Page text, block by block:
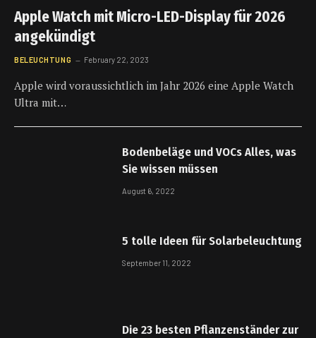
Apple Watch mit Micro-LED-Display für 2026
angekündigt
BELEUCHTUNG February 22, 2023
Apple wird voraussichtlich im Jahr 2026 eine Apple Watch
Ultra mit…
Bodenbeläge und VOCs Alles, was
Sie wissen müssen
August 6, 2022
5 tolle Ideen für Solarbeleuchtung
September 11, 2022
Die 23 besten Pflanzenständer zur